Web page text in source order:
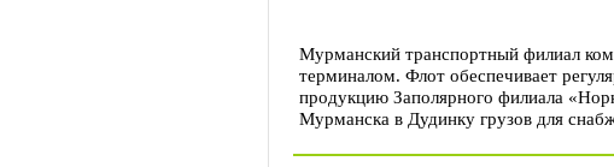
Мурманский транспортный филиал
терминалом. Флот обеспечивает
продукцию Заполярного филиала
Мурманска в Дудинку грузов для